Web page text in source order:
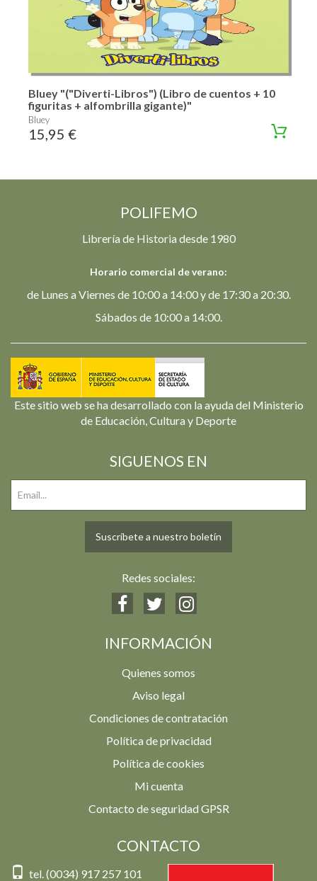
Bluey "("Diverti-Libros") (Libro de cuentos + 10
figuritas + alfombrilla gigante)"
Bluey
15,95 €
POLIFEMO
Librería de Historia desde 1980
Horario comercial de verano:
de Lunes a Viernes de 10:00 a 14:00 y de 17:30 a 20:30.
Sábados de 10:00 a 14:00.
Este sitio web se ha desarrollado con la ayuda del Ministerio
de Educación, Cultura y Deporte
SIGUENOS EN
Suscríbete a nuestro boletín
Redes sociales:
INFORMACIÓN
Quienes somos
Aviso legal
Condiciones de contratación
Política de privacidad
Política de cookies
Mi cuenta
Contacto de seguridad GPSR
CONTACTO
tel. (0034) 917 257 101